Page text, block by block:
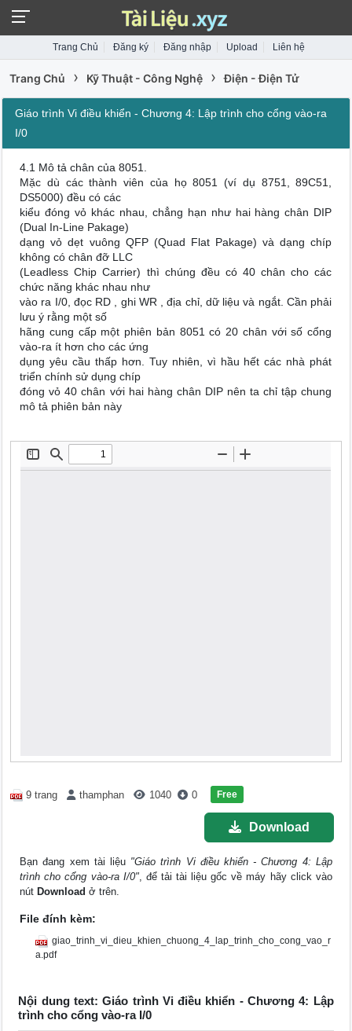
Trang Chủ Đăng ký Đăng nhập Upload Liên hệ
Trang Chủ › Kỹ Thuật - Công Nghệ › Điện - Điện Tử
Giáo trình Vi điều khiển - Chương 4: Lập trình cho cổng vào-ra
I/0
4.1 Mô tả chân của 8051.
Mặc dù các thành viên của họ 8051 (ví dụ 8751, 89C51,
DS5000) đều có các
kiểu đóng vỏ khác nhau, chẳng hạn như hai hàng chân DIP
(Dual In-Line Pakage)
dạng vỏ dẹt vuông QFP (Quad Flat Pakage) và dạng chíp
không có chân đỡ LLC
(Leadless Chip Carrier) thì chúng đều có 40 chân cho các
chức năng khác nhau như
vào ra I/0, đọc RD , ghi WR , địa chỉ, dữ liệu và ngắt. Cần phải
lưu ý rằng một số
hãng cung cấp một phiên bản 8051 có 20 chân với số cổng
vào-ra ít hơn cho các ứng
dụng yêu cầu thấp hơn. Tuy nhiên, vì hầu hết các nhà phát
triển chính sử dụng chíp
đóng vỏ 40 chân với hai hàng chân DIP nên ta chỉ tập chung
mô tả phiên bản này
9 trang thamphan 1040 0 Free
Download
Bạn đang xem tài liệu "Giáo trình Vi điều khiển - Chương 4: Lập
trình cho cổng vào-ra I/0", để tải tài liệu gốc về máy hãy click vào
nút Download ở trên.
File đính kèm:
giao_trinh_vi_dieu_khien_chuong_4_lap_trinh_cho_cong_vao_r
a.pdf
Nội dung text: Giáo trình Vi điều khiển - Chương 4: Lập
trình cho cổng vào-ra I/0